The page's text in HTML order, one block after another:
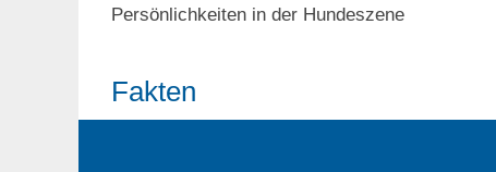
Mitbegründer und Mitinhaber von CANIS,
Fakten